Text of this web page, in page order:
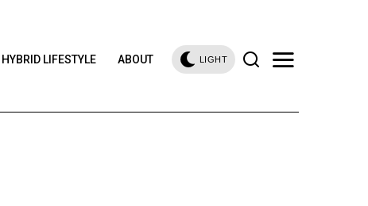
HYBRID LIFESTYLE ABOUT LIGHT